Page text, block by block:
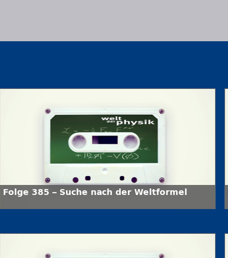
Folge 385 – Suche nach der Weltformel